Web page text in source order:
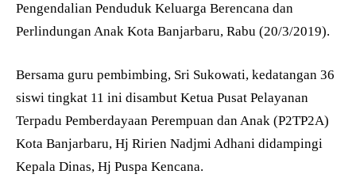
Pengendalian Penduduk Keluarga Berencana dan
Perlindungan Anak Kota Banjarbaru, Rabu (20/3/2019).
Bersama guru pembimbing, Sri Sukowati, kedatangan 36
siswi tingkat 11 ini disambut Ketua Pusat Pelayanan
Terpadu Pemberdayaan Perempuan dan Anak (P2TP2A)
Kota Banjarbaru, Hj Ririen Nadjmi Adhani didampingi
Kepala Dinas, Hj Puspa Kencana.